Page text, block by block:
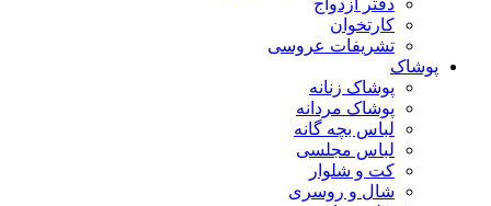
دفتر ازدواج
کارتخوان
تشریفات عروسی
پوشاک
پوشاک زنانه
پوشاک مردانه
لباس بچه گانه
لباس مجلسی
کت و شلوار
شال و روسری